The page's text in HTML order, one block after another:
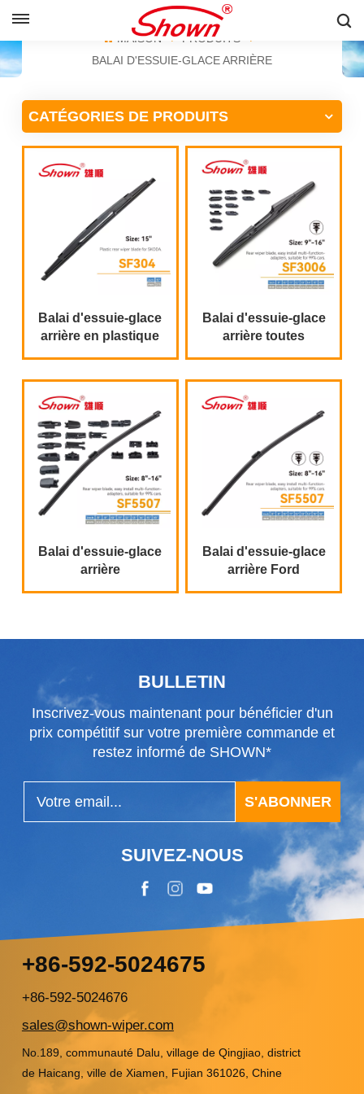
Pусский
Español
中文
MAISON
PRODUITS
BALAI D'ESSUIE-GLACE ARRIÈRE
CATÉGORIES DE PRODUITS
Balai d'essuie-glace
arrière en plastique
Balai d'essuie-glace
arrière toutes
Balai d'essuie-glace
arrière
Balai d'essuie-glace
arrière Ford
BULLETIN
Inscrivez-vous maintenant pour bénéficier d'un
prix compétitif sur votre première commande et
restez informé de SHOWN*
S'ABONNER
SUIVEZ-NOUS
+86-592-5024675
+86-592-5024676
sales@shown-wiper.com
No.189, communauté Dalu, village de Qingjiao, district
de Haicang, ville de Xiamen, Fujian 361026, Chine